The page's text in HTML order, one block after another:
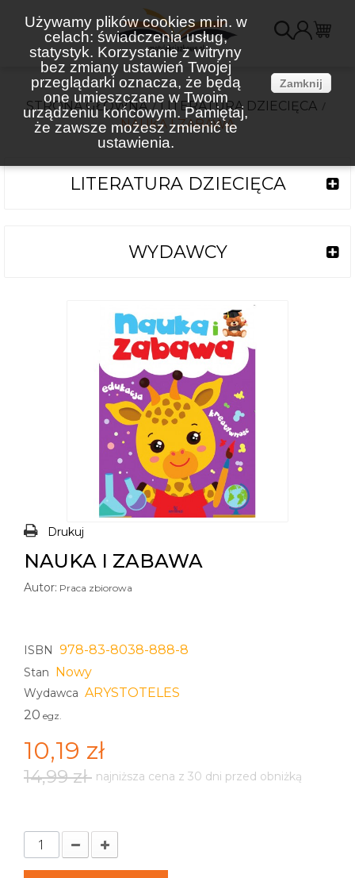
Używamy plików cookies m.in. w
celach: świadczenia usług,
statystyk. Korzystanie z witryny
bez zmiany ustawień Twojej
przeglądarki oznacza, że będą
one umieszczane w Twoim
urządzeniu końcowym. Pamiętaj,
że zawsze możesz zmienić te
ustawienia.
Zamknij
STRONA GŁÓWNA
LITERATURA DZIECIĘCA
NAUKA I ZABAWA
LITERATURA DZIECIĘCA
WYDAWCY
Drukuj
NAUKA I ZABAWA
Autor: Praca zbiorowa
ISBN 978-83-8038-888-8
Stan Nowy
Wydawca ARYSTOTELES
20 egz.
10,19 zł
14,99 zł najniższa cena z 30 dni przed obniżką